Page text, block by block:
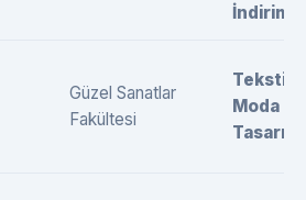
İndirimli)
Güzel Sanatlar
Fakültesi
Tekstil
Moda
Tasarımı